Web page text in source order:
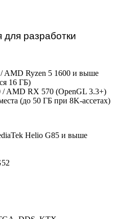
разработки
AMD Ryzen 5 1600 и выше
16 ГБ)
AMD RX 570 (OpenGL 3.3+)
(до 50 ГБ при 8K-ассетах)
Helio G85 и выше